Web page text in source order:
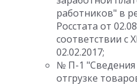
работников" в
Росстата от
соответствии с
02.02.2017;
№ П-1 "Сведения
отгрузке